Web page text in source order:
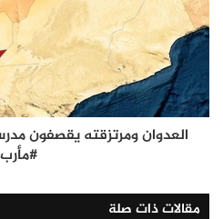
العدوان ومرتزقته يقصفون
#مأرب
مقالات ذات صلة